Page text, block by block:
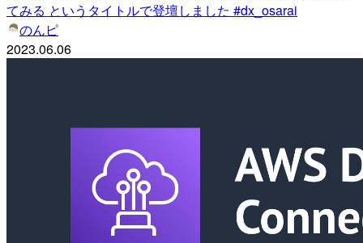
てみる というタイトルで登壇しました #dx_osarai
のんピ
2023.06.06